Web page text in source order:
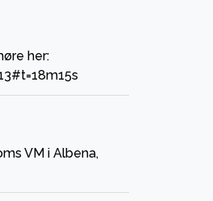
her:
VM i Albena,